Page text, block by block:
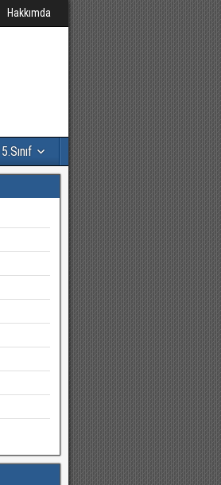
Hakkımda
5.Sınıf